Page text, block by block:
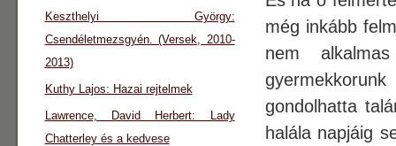
még inkább
nem
gondolhatta
halála napjáig
Keszthelyi György:
Csendéletmezsgyén. (Versek, 2010-
2013)
Kuthy Lajos: Hazai rejtelmek
Lawrence, David Herbert: Lady
Chatterley és a kedvese